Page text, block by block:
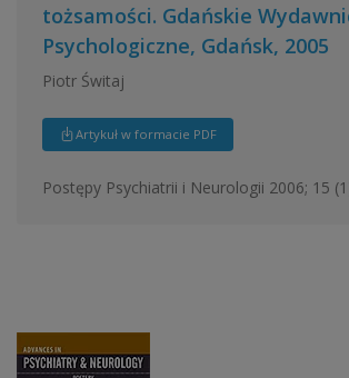
tożsamości. Gdańskie
Psychologiczne, Gdańsk, 2005
Piotr Świtaj
Artykuł w formacie PDF
Postępy Psychiatrii i Neurologii 2006; 15